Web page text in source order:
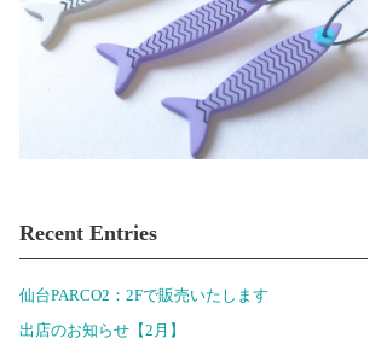
Recent Entries
仙台PARCO2：2Fで販売いたします
出店のお知らせ【2月】